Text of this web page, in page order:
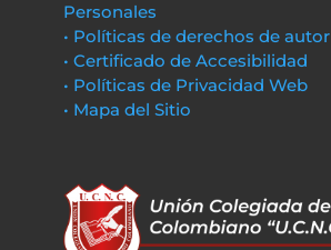
Personales
• Políticas de derechos de autor
• Certificado de Accesibilidad
• Políticas de Privacidad Web
• Mapa del Sitio